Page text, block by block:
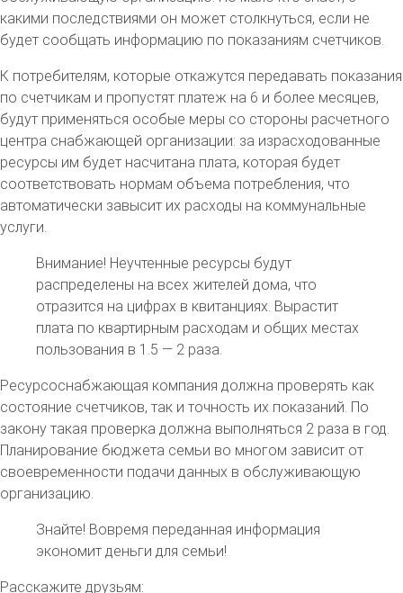
какими последствиями он может столкнуться, если не
будет сообщать информацию по показаниям счетчиков.
К потребителям, которые откажутся передавать показания
по счетчикам и пропустят платеж на 6 и более месяцев,
будут применяться особые меры со стороны расчетного
центра снабжающей организации: за израсходованные
ресурсы им будет насчитана плата, которая будет
соответствовать нормам объема потребления, что
автоматически завысит их расходы на коммунальные
услуги.
Внимание! Неучтенные ресурсы будут
распределены на всех жителей дома, что
отразится на цифрах в квитанциях. Вырастит
плата по квартирным расходам и общих местах
пользования в 1.5 — 2 раза.
Ресурсоснабжающая компания должна проверять как
состояние счетчиков, так и точность их показаний. По
закону такая проверка должна выполняться 2 раза в год.
Планирование бюджета семьи во многом зависит от
своевременности подачи данных в обслуживающую
организацию.
Знайте! Вовремя переданная информация
экономит деньги для семьи!
Расскажите друзьям: